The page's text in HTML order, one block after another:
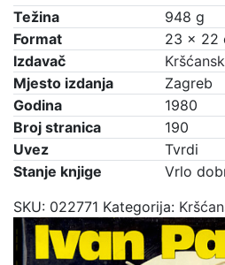
Težina
948 g
Format
23 × 22
Izdavač
Mjesto izdanja
Zagreb
Godina
1980
Broj stranica
190
Uvez
Tvrdi
Stanje knjige
Vrlo
SKU: 022771 Kategorija: